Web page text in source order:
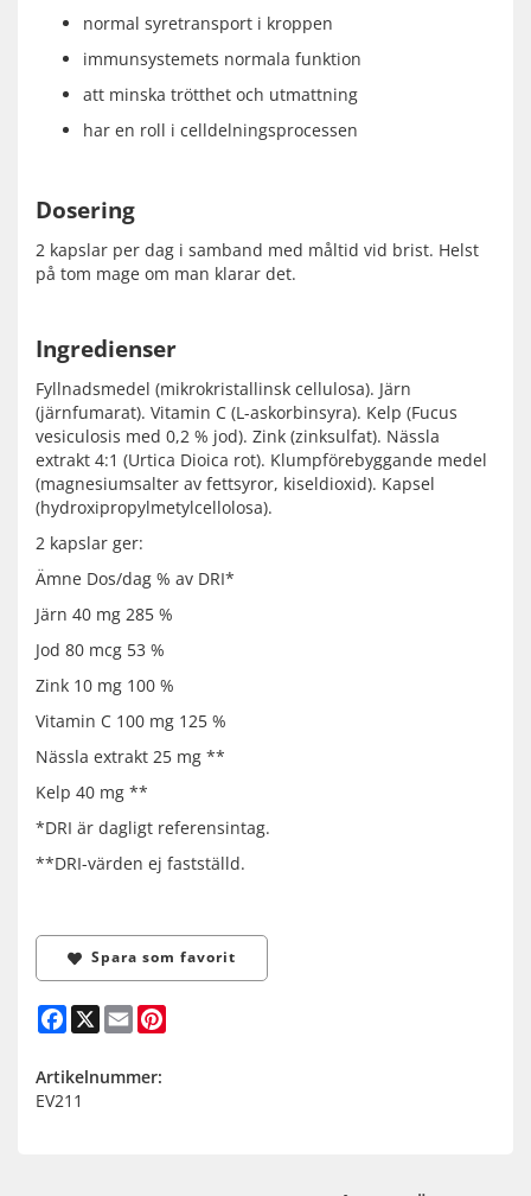
normal syretransport i kroppen
immunsystemets normala funktion
att minska trötthet och utmattning
har en roll i celldelningsprocessen
Dosering
2 kapslar per dag i samband med måltid vid brist. Helst
på tom mage om man klarar det.
Ingredienser
Fyllnadsmedel (mikrokristallinsk cellulosa). Järn
(järnfumarat). Vitamin C (L-askorbinsyra). Kelp (Fucus
vesiculosis med 0,2 % jod). Zink (zinksulfat). Nässla
extrakt 4:1 (Urtica Dioica rot). Klumpförebyggande medel
(magnesiumsalter av fettsyror, kiseldioxid). Kapsel
(hydroxipropylmetylcellolosa).
2 kapslar ger:
Ämne Dos/dag % av DRI*
Järn 40 mg 285 %
Jod 80 mcg 53 %
Zink 10 mg 100 %
Vitamin C 100 mg 125 %
Nässla extrakt 25 mg **
Kelp 40 mg **
*DRI är dagligt referensintag.
**DRI-värden ej fastställd.
Spara som favorit
Facebook
X Email
Artikelnummer:
EV211